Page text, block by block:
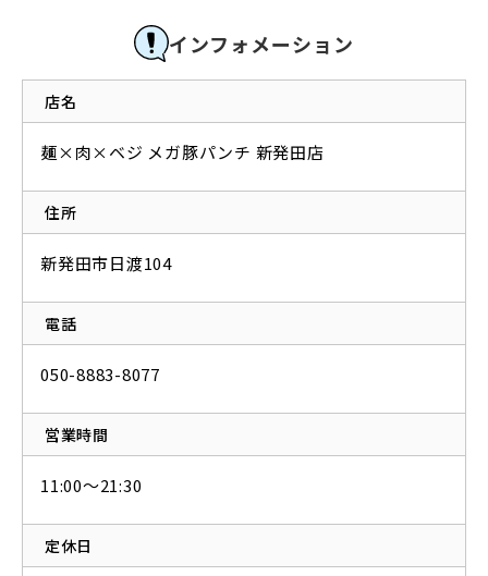
インフォメーション
店名
麺×肉×ベジ メガ豚パンチ 新発田店
住所
新発田市日渡104
電話
050-8883-8077
営業時間
11:00〜21:30
定休日